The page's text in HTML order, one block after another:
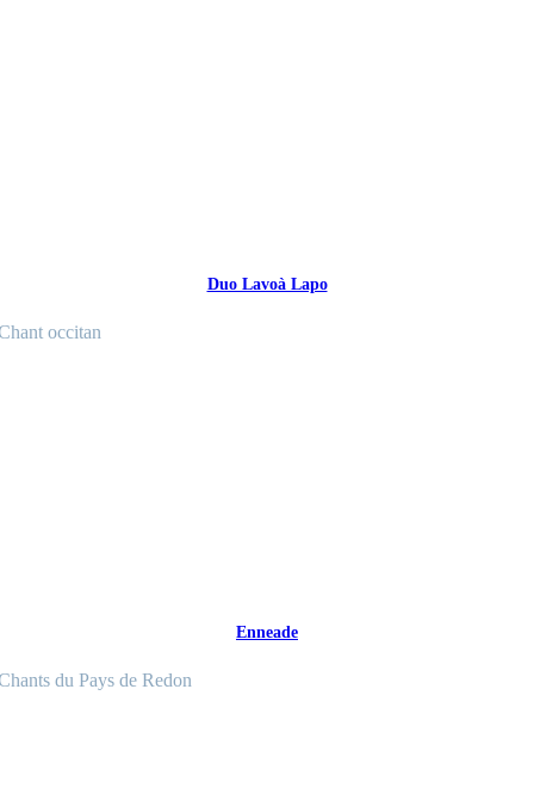
Duo Lavoà Lapo
occitan
Enneade
du Pays de Redon